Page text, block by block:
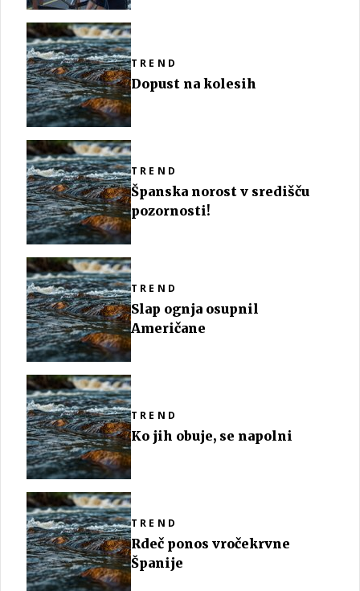
TREND
Dopust na kolesih
TREND
Španska norost v središču
pozornosti!
TREND
Slap ognja osupnil
Američane
TREND
Ko jih obuje, se napolni
TREND
Rdeč ponos vročekrvne
Španije